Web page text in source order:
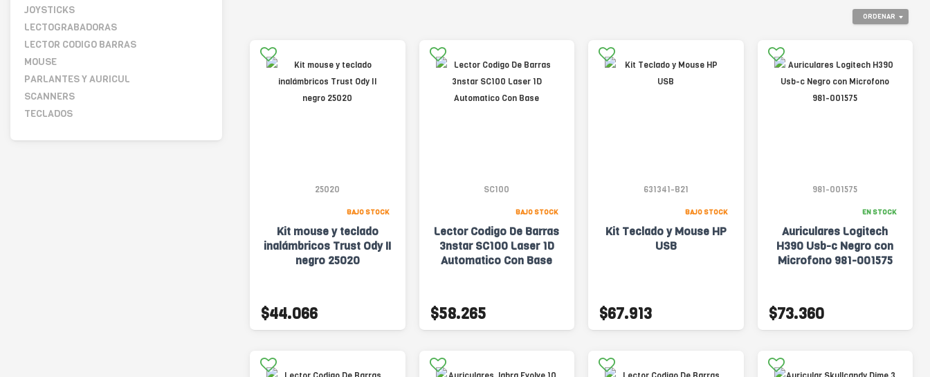
JOYSTICKS
LECTOGRABADORAS
LECTOR CODIGO BARRAS
MOUSE
PARLANTES Y AURICUL
SCANNERS
TECLADOS
ORDENAR
25020
BAJO STOCK
Kit mouse y teclado
inalámbricos Trust Ody II
negro 25020
$44.066
SC100
BAJO STOCK
Lector Codigo De Barras
3nstar SC100 Laser 1D
Automatico Con Base
$58.265
631341-B21
BAJO STOCK
Kit Teclado y Mouse HP
USB
$67.913
981-001575
EN STOCK
Auriculares Logitech
H390 Usb-c Negro con
Microfono 981-001575
$73.360